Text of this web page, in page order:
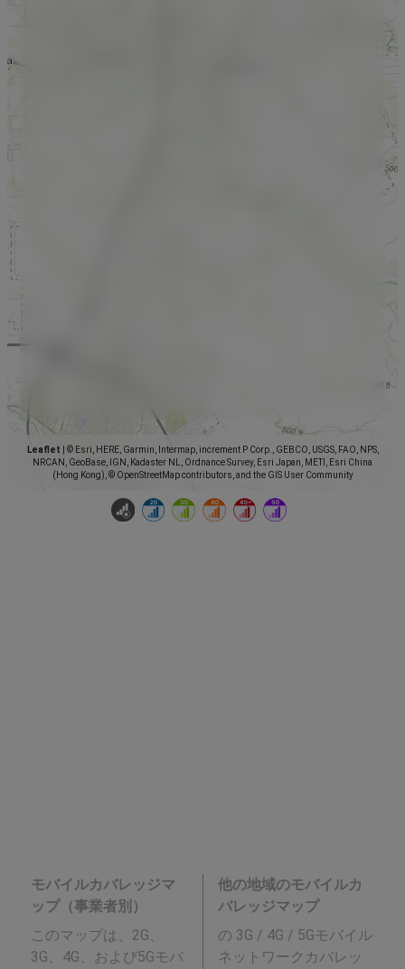
Leaflet
© Esri, HERE, Garmin, Intermap, increment P Corp., GEBCO, USGS, FAO, NPS,
NRCAN, GeoBase, IGN, Kadaster NL, Ordnance Survey, Esri Japan, METI, Esri China
(Hong Kong), © OpenStreetMap contributors, and the GIS User Community
モバイルカバレッジマ
ップ（事業者別）
このマップは、2G、
3G、4G、および5Gモバ
他の地域のモバイルカ
バレッジマップ
の 3G / 4G / 5Gモバイル
ネットワークカバレッ